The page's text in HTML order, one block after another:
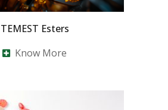
TEMEST Esters
Know More